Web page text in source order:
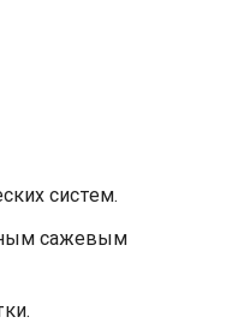
систем.
сажевым